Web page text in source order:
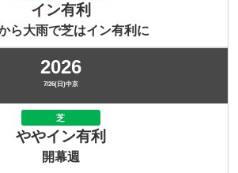
イン有利
ら大雨で芝はイン有利に
2026
7/26(日)中京
芝
ややイン有利
開幕週